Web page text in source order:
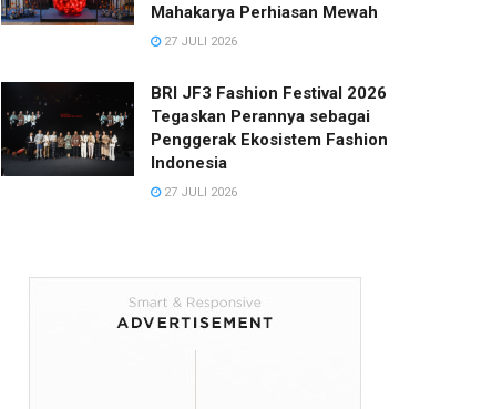
Mahakarya Perhiasan Mewah
27 JULI 2026
BRI JF3 Fashion Festival 2026
Tegaskan Perannya sebagai
Penggerak Ekosistem Fashion
Indonesia
27 JULI 2026